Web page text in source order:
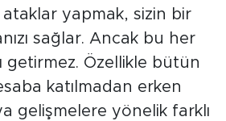
ataklar yapmak, sizin bir
sağlar. Ancak bu her
getirmez. Özellikle bütün
katılmadan erken
gelişmelere yönelik farklı